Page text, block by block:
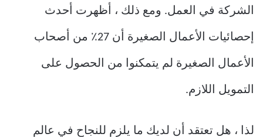
الشركة في العمل. ومع ذلك ، أظهرت أحدث
إحصائيات الأعمال الصغيرة أن 27٪ من أصحاب
الأعمال الصغيرة لم يتمكنوا من الحصول على
التمويل اللازم.
لذا ، هل تعتقد أن لديك ما يلزم للنجاح في عالم